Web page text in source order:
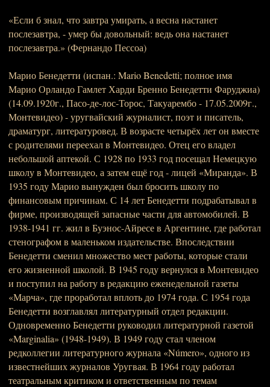
«Если б знал, что завтра умирать, а весна настанет
послезавтра, - умер бы довольный: ведь она настанет
послезавтра.» (Фернандо Пессоа)
Марио Бенедетти (испан.: Mario Benedetti; полное имя
Марио Орландо Гамлет Харди Бренно Бенедетти Фаруджиа)
(14.09.1920г., Пасо-де-лос-Торос, Такуарембо - 17.05.2009г.,
Монтевидео) - уругвайский журналист, поэт и писатель,
драматург, литературовед. В возрасте четырёх лет он вместе
с родителями переехал в Монтевидео. Отец его владел
небольшой аптекой. С 1928 по 1933 год посещал Немецкую
школу в Монтевидео, а затем ещё год - лицей «Миранда». В
1935 году Марио вынужден был бросить школу по
финансовым причинам. С 14 лет Бенедетти подрабатывал в
фирме, производящей запасные части для автомобилей. В
1938-1941 гг. жил в Буэнос-Айресе в Аргентине, где работал
стенографом в маленьком издательстве. Впоследствии
Бенедетти сменил множество мест работы, которые стали
его жизненной школой. В 1945 году вернулся в Монтевидео
и поступил на работу в редакцию еженедельной газеты
«Марча», где проработал вплоть до 1974 года. С 1954 года
Бенедетти возглавлял литературный отдел редакции.
Одновременно Бенедетти руководил литературной газетой
«Marginalia» (1948-1949). В 1949 году стал членом
редколлегии литературного журнала «Número», одного из
известнейших журналов Уругвая. В 1964 году работал
театральным критиком и ответственным по темам